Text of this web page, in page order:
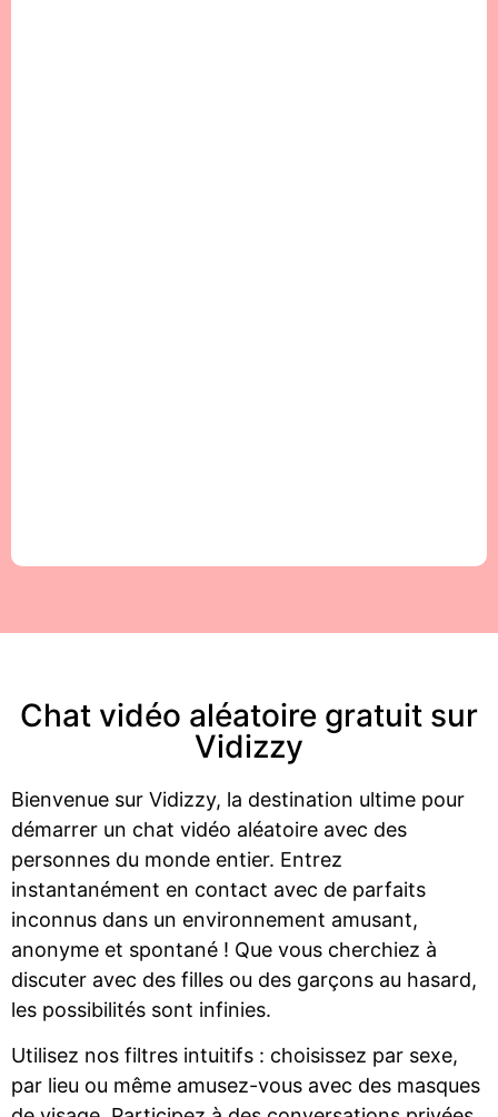
Chat vidéo aléatoire gratuit sur
Vidizzy
Bienvenue sur Vidizzy, la destination ultime pour
démarrer un chat vidéo aléatoire avec des
personnes du monde entier. Entrez
instantanément en contact avec de parfaits
inconnus dans un environnement amusant,
anonyme et spontané ! Que vous cherchiez à
discuter avec des filles ou des garçons au hasard,
les possibilités sont infinies.
Utilisez nos filtres intuitifs : choisissez par sexe,
par lieu ou même amusez-vous avec des masques